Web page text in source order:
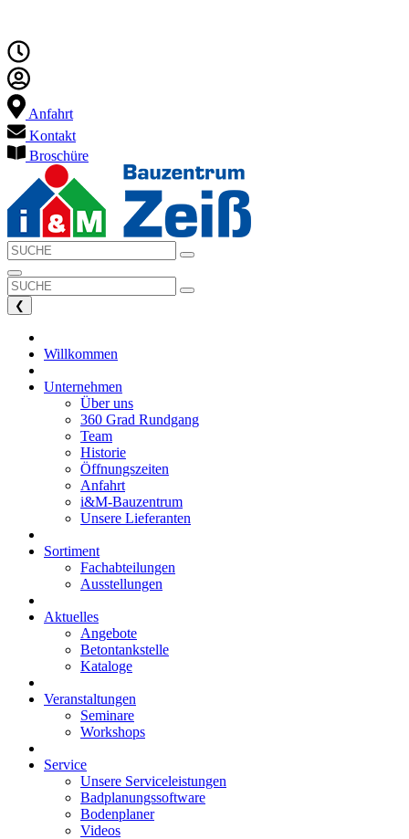
Anfahrt
Kontakt
Broschüre
❮
Willkommen
Unternehmen
Über uns
360 Grad Rundgang
Team
Historie
Öffnungszeiten
Anfahrt
i&M-Bauzentrum
Unsere Lieferanten
Sortiment
Fachabteilungen
Ausstellungen
Aktuelles
Angebote
Betontankstelle
Kataloge
Veranstaltungen
Seminare
Workshops
Service
Unsere Serviceleistungen
Badplanungssoftware
Bodenplaner
Videos